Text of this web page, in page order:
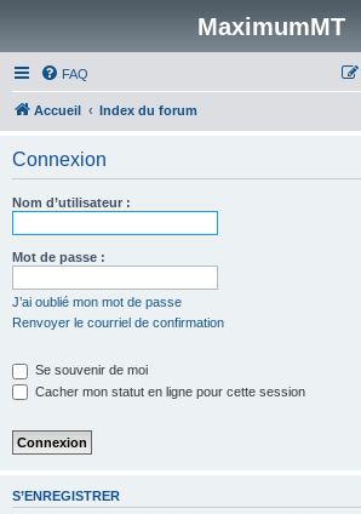
MaximumMT
FAQ
Accueil Index du forum
Connexion
Nom d’utilisateur :
Mot de passe :
J’ai oublié mon mot de passe
Renvoyer le courriel de confirmation
Se souvenir de moi
Cacher mon statut en ligne pour cette session
S’ENREGISTRER